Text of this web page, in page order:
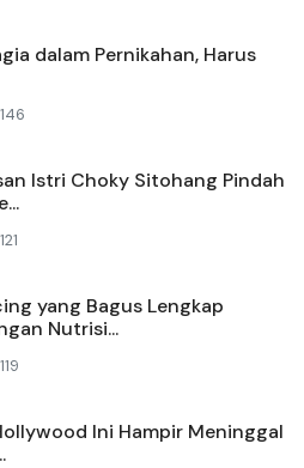
dalam Pernikahan, Harus
146
Istri Choky Sitohang Pindah
121
yang Bagus Lengkap
Nutrisi...
119
Ini Hampir Meninggal